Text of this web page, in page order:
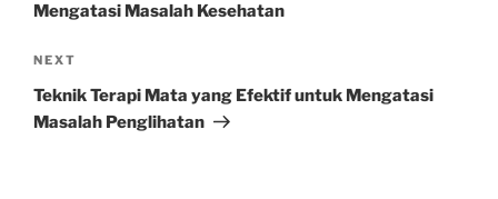
Mengatasi Masalah Kesehatan
Next
Post
NEXT
Teknik Terapi Mata yang Efektif untuk Mengatasi
Masalah Penglihatan